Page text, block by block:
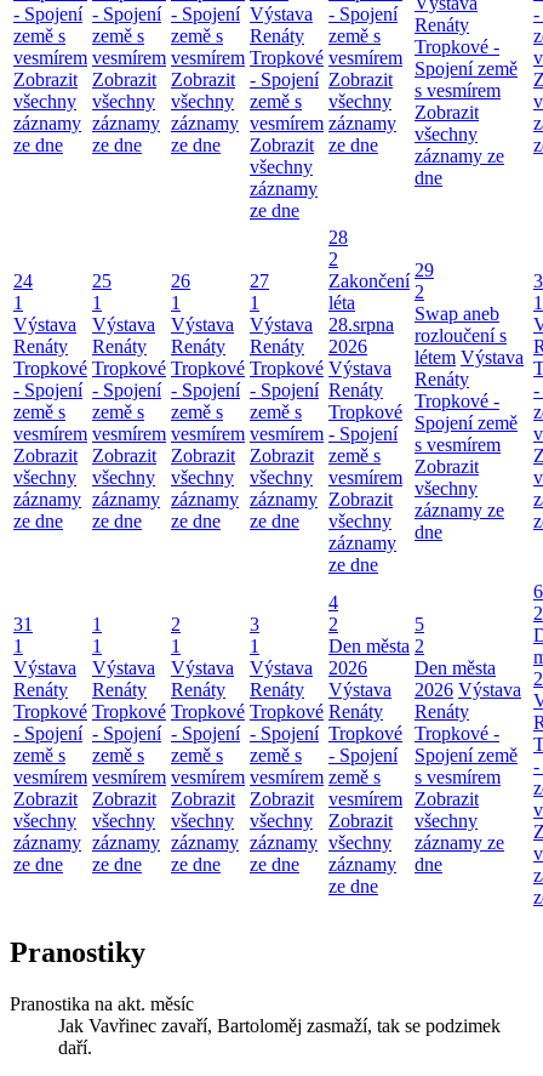
- Spojení
země s
vesmírem
Zobrazit
všechny
záznamy
ze dne
- Spojení
země s
vesmírem
Zobrazit
všechny
záznamy
ze dne
- Spojení
země s
vesmírem
Zobrazit
všechny
záznamy
ze dne
Výstava
Renáty
Tropkové
- Spojení
země s
vesmírem
Zobrazit
všechny
záznamy
ze dne
- Spojení
země s
vesmírem
Zobrazit
všechny
záznamy
ze dne
Renáty
Tropkové -
Spojení země
s vesmírem
Zobrazit
všechny
záznamy ze
dne
-
24
1
Výstava
Renáty
Tropkové
- Spojení
země s
vesmírem
Zobrazit
všechny
záznamy
ze dne
25
1
Výstava
Renáty
Tropkové
- Spojení
země s
vesmírem
Zobrazit
všechny
záznamy
ze dne
26
1
Výstava
Renáty
Tropkové
- Spojení
země s
vesmírem
Zobrazit
všechny
záznamy
ze dne
27
1
Výstava
Renáty
Tropkové
- Spojení
země s
vesmírem
Zobrazit
všechny
záznamy
ze dne
28
2
Zakončení
léta
28.srpna
2026
Výstava
Renáty
Tropkové
- Spojení
země s
vesmírem
Zobrazit
všechny
záznamy
ze dne
29
2
Swap aneb
rozloučení s
létem Výstava
Renáty
Tropkové -
Spojení země
s vesmírem
Zobrazit
všechny
záznamy ze
dne
1
-
31
1
Výstava
Renáty
Tropkové
- Spojení
země s
vesmírem
Zobrazit
všechny
záznamy
ze dne
1
1
Výstava
Renáty
Tropkové
- Spojení
země s
vesmírem
Zobrazit
všechny
záznamy
ze dne
2
1
Výstava
Renáty
Tropkové
- Spojení
země s
vesmírem
Zobrazit
všechny
záznamy
ze dne
3
1
Výstava
Renáty
Tropkové
- Spojení
země s
vesmírem
Zobrazit
všechny
záznamy
ze dne
4
2
Den města
2026
Výstava
Renáty
Tropkové
- Spojení
země s
vesmírem
Zobrazit
všechny
záznamy
ze dne
5
2
Den města
2026 Výstava
Renáty
Tropkové -
Spojení země
s vesmírem
Zobrazit
všechny
záznamy ze
dne
6
2
-
Pranostiky
Pranostika na akt. měsíc
Jak Vavřinec zavaří, Bartoloměj zasmaží, tak se podzimek
daří.